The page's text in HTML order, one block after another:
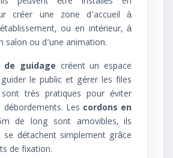
créer une zone d’accueil à
ou en intérieur, à
salon ou d’une animation.
de guidage créent un espace
le public et gérer les files
très pratiques pour éviter
Les cordons en
de long sont amovibles, ils
se détachent simplement grâce
de fixation.